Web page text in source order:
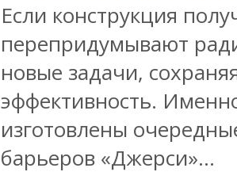
Если конструкция
перепридумывают
новые задачи,
эффективность.
изготовлены
барьеров «Джерси»...